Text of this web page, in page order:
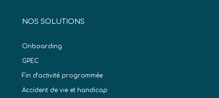
NOS SOLUTIONS
Onboarding
GPEC
Fin d’activité programmée
Accident de vie et handicap